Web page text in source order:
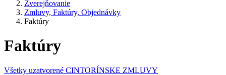
Zverejňovanie
Zmluvy, Faktúry, Objednávky
Faktúry
Faktúry
Všetky uzatvorené CINTORÍNSKE ZMLUVY